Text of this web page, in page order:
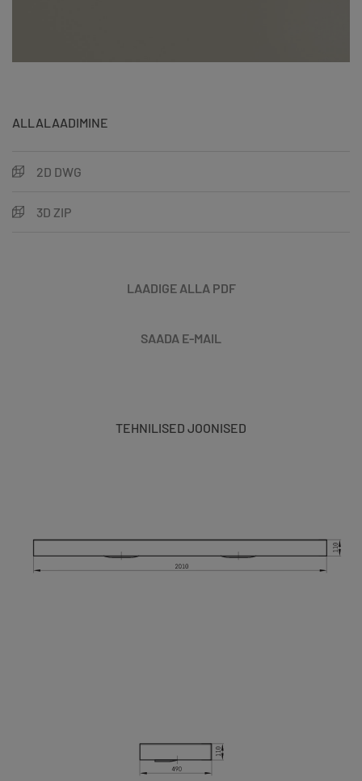
ALLALAADIMINE
2D DWG
3D ZIP
LAADIGE ALLA PDF
SAADA E-MAIL
TEHNILISED JOONISED